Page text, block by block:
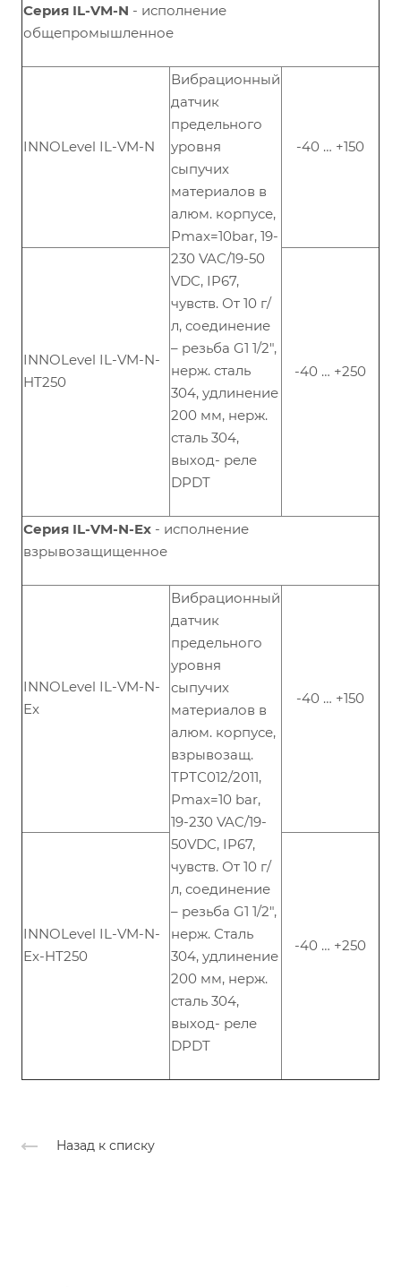
Серия IL-VM-N - исполнение
общепромышленное
INNOLevel IL-VM-N
Вибрационный
датчик
предельного
уровня
сыпучих
материалов в
алюм. корпусе,
Pmax=10bar, 19-
230 VAC/19-50
VDC, IP67,
чувств. От 10 г/
л, соединение
– резьба G1 1/2",
нерж. сталь
304, удлинение
200 мм, нерж.
сталь 304,
выход- реле
DPDT
-40 … +150
INNOLevel IL-VM-N-
HT250
-40 … +250
Серия IL-VM-N-Ex - исполнение
взрывозащищенное
INNOLevel IL-VM-N-
Ex
Вибрационный
датчик
предельного
уровня
сыпучих
материалов в
алюм. корпусе,
взрывозащ.
ТРТС012/2011,
Pmax=10 bar,
19-230 VAC/19-
50VDC, IP67,
чувств. От 10 г/
л, соединение
– резьба G1 1/2",
нерж. Сталь
304, удлинение
200 мм, нерж.
cталь 304,
выход- реле
DPDT
-40 … +150
INNOLevel IL-VM-N-
Ex-HT250
-40 … +250
Назад к списку